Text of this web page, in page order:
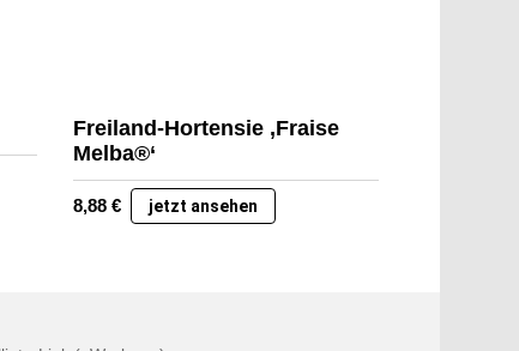
Freiland-Hortensie ‚Fraise
Melba®‘
8,88 € jetzt ansehen